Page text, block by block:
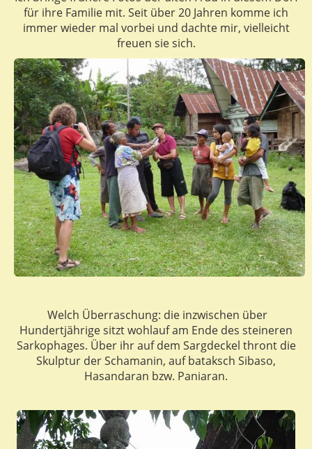
für ihre Familie mit. Seit über 20 Jahren komme ich
immer wieder mal vorbei und dachte mir, vielleicht
freuen sie sich.
Welch Überraschung: die inzwischen über
Hundertjährige sitzt wohlauf am Ende des steineren
Sarkophages. Über ihr auf dem Sargdeckel thront die
Skulptur der Schamanin, auf bataksch Sibaso,
Hasandaran bzw. Paniaran.